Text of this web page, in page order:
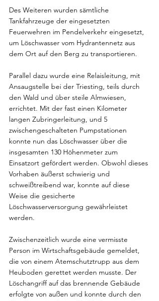
Des Weiteren wurden sämtliche
Tankfahrzeuge der eingesetzten
Feuerwehren im Pendelverkehr eingesetzt,
um Löschwasser vom Hydrantennetz aus
dem Ort auf den Berg zu transportieren.
Parallel dazu wurde eine Relaisleitung, mit
Ansaugstelle bei der Triesting, teils durch
den Wald und über steile Almwiesen,
errichtet. Mit der fast einen Kilometer
langen Zubringerleitung, und 5
zwischengeschalteten Pumpstationen
konnte nun das Löschwasser über die
insgesamten 130 Höhenmeter zum
Einsatzort gefördert werden. Obwohl dieses
Vorhaben äußerst schwierig und
schweißtreibend war, konnte auf diese
Weise die gesicherte
Löschwasserversorgung gewährleistet
werden.
Zwischenzeitlich wurde eine vermisste
Person im Wirtschaftsgebäude gemeldet,
die von einem Atemschutztrupp aus dem
Heuboden gerettet werden musste. Der
Löschangriff auf das brennende Gebäude
erfolgte von außen und konnte durch den